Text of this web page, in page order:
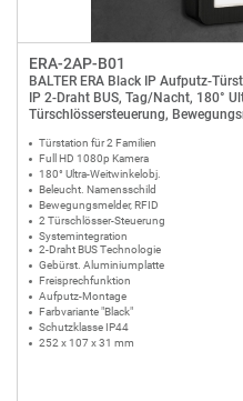
ERA-2AP-B01
BALTER ERA Black IP Aufputz-
IP 2-Draht BUS, Tag/Nacht, 180°
Türschlössersteuerung,
Türstation für 2 Familien
Full HD 1080p Kamera
180° Ultra-Weitwinkelobj.
Beleucht. Namensschild
Bewegungsmelder, RFID
2 Türschlösser-Steuerung
Systemintegration
2-Draht BUS Technologie
Gebürst. Aluminiumplatte
Freisprechfunktion
Aufputz-Montage
Farbvariante "Black"
Schutzklasse IP44
252 x 107 x 31 mm